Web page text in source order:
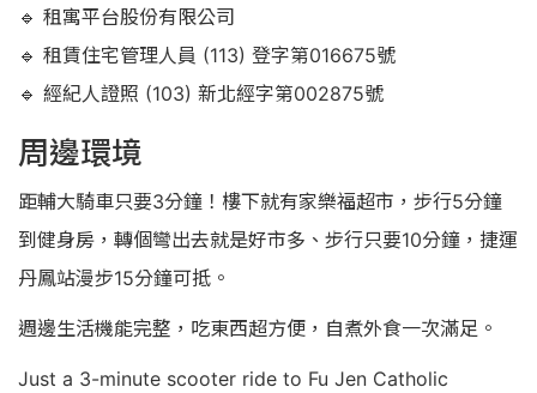
🔹 租寓平台股份有限公司
🔹 租賃住宅管理人員 (113) 登字第016675號
🔹 經紀人證照 (103) 新北經字第002875號
周邊環境
距輔大騎車只要3分鐘！樓下就有家樂福超市，步行5分鐘
到健身房，轉個彎出去就是好市多、步行只要10分鐘，捷運
丹鳳站漫步15分鐘可抵。
週邊生活機能完整，吃東西超方便，自煮外食一次滿足。
Just a 3-minute scooter ride to Fu Jen Catholic